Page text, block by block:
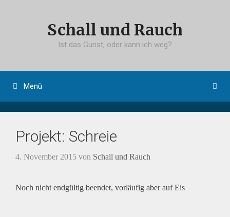
Schall und Rauch
Ist das Gunst, oder kann ich weg?
Menü
Projekt: Schreie
4. November 2015 von Schall und Rauch
Noch nicht endgültig beendet, vorläufig aber auf Eis